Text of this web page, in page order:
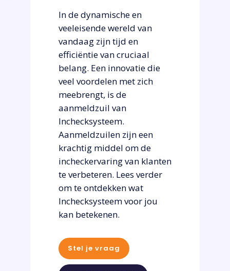
In de dynamische en
veeleisende wereld van
vandaag zijn tijd en
efficiëntie van cruciaal
belang. Een innovatie die
veel voordelen met zich
meebrengt, is de
aanmeldzuil van
Inchecksysteem.
Aanmeldzuilen zijn een
krachtig middel om de
incheckervaring van klanten
te verbeteren. Lees verder
om te ontdekken wat
Inchecksysteem voor jou
kan betekenen.
Stel je vraag